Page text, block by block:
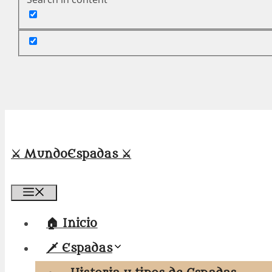
⚔️ MundoEspadas ⚔️
🏠 Inicio
🗡️ Espadas